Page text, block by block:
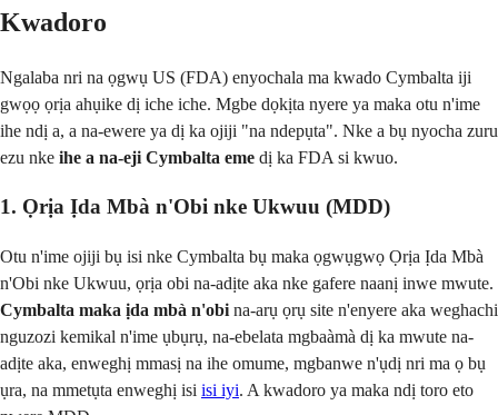
Kwadoro
Ngalaba nri na ọgwụ US (FDA) enyochala ma kwado Cymbalta iji
gwọọ ọrịa ahụike dị iche iche. Mgbe dọkịta nyere ya maka otu n'ime
ihe ndị a, a na-ewere ya dị ka ojiji "na ndepụta". Nke a bụ nyocha zuru
ezu nke ihe a na-eji Cymbalta eme dị ka FDA si kwuo.
1. Ọrịa Ịda Mbà n'Obi nke Ukwuu (MDD)
Otu n'ime ojiji bụ isi nke Cymbalta bụ maka ọgwụgwọ Ọrịa Ịda Mbà
n'Obi nke Ukwuu, ọrịa obi na-adịte aka nke gafere naanị inwe mwute.
Cymbalta maka ịda mbà n'obi na-arụ ọrụ site n'enyere aka weghachi
nguzozi kemikal n'ime ụbụrụ, na-ebelata mgbaàmà dị ka mwute na-
adịte aka, enweghị mmasị na ihe omume, mgbanwe n'ụdị nri ma ọ bụ
ụra, na mmetụta enweghị isi isi iyi. A kwadoro ya maka ndị toro eto